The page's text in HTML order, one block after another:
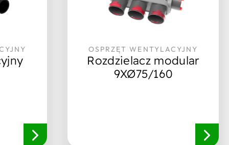
OSPRZĘT WENTYLACYJNY
Rozdzielacz modular
9XØ75/160